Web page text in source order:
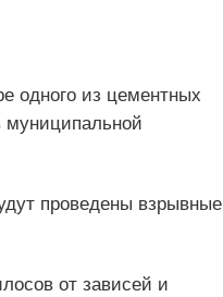
одного из цементных
муниципальной
проведены взрывные
от зависей и